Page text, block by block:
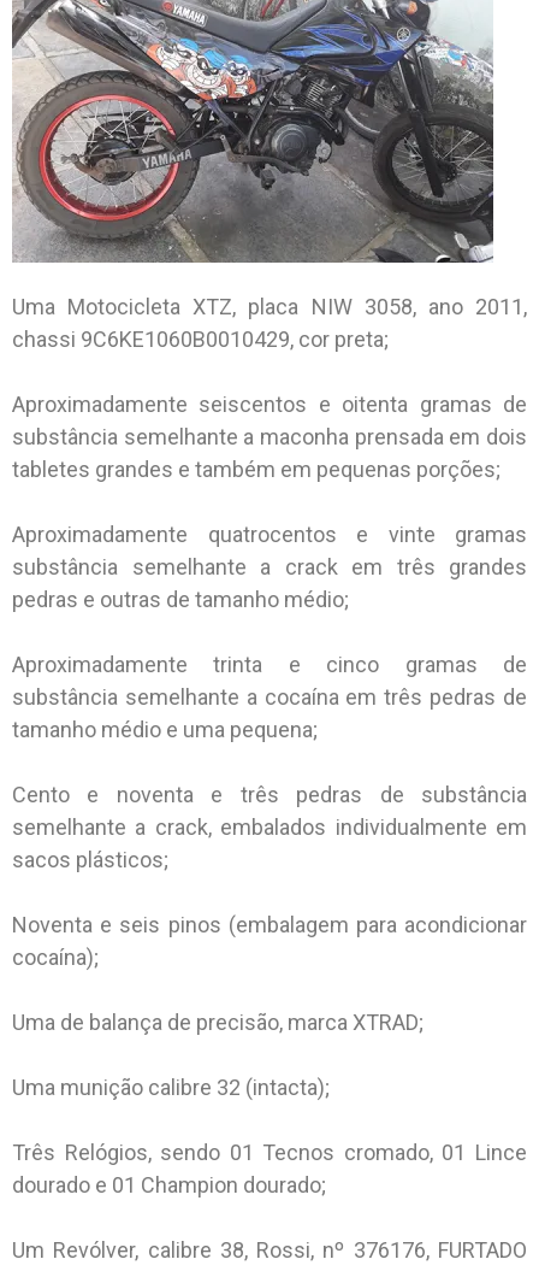
Uma Motocicleta XTZ, placa NIW 3058, ano 2011,
chassi 9C6KE1060B0010429, cor preta;
Aproximadamente seiscentos e oitenta gramas de
substância semelhante a maconha prensada em dois
tabletes grandes e também em pequenas porções;
Aproximadamente quatrocentos e vinte gramas
substância semelhante a crack em três grandes
pedras e outras de tamanho médio;
Aproximadamente trinta e cinco gramas de
substância semelhante a cocaína em três pedras de
tamanho médio e uma pequena;
Cento e noventa e três pedras de substância
semelhante a crack, embalados individualmente em
sacos plásticos;
Noventa e seis pinos (embalagem para acondicionar
cocaína);
Uma de balança de precisão, marca XTRAD;
Uma munição calibre 32 (intacta);
Três Relógios, sendo 01 Tecnos cromado, 01 Lince
dourado e 01 Champion dourado;
Um Revólver, calibre 38, Rossi, nº 376176, FURTADO